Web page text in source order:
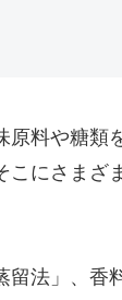
料や糖
にさま
法」、